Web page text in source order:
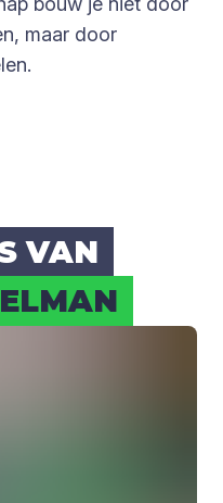
maar door
VAN